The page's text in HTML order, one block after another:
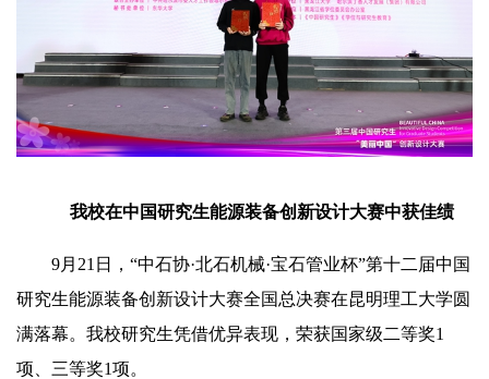
我校在中国研究生能源装备创新设计大赛中获佳绩
9月21日，“中石协·北石机械·宝石管业杯”第十二届中国
研究生能源装备创新设计大赛全国总决赛在昆明理工大学圆
满落幕。我校研究生凭借优异表现，荣获国家级二等奖1
项、三等奖1项。